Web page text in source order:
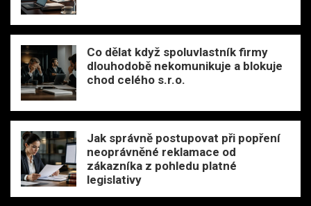
Co dělat když spoluvlastník firmy
dlouhodobě nekomunikuje a blokuje
chod celého s.r.o.
Jak správně postupovat při popření
neoprávněné reklamace od
zákazníka z pohledu platné
legislativy